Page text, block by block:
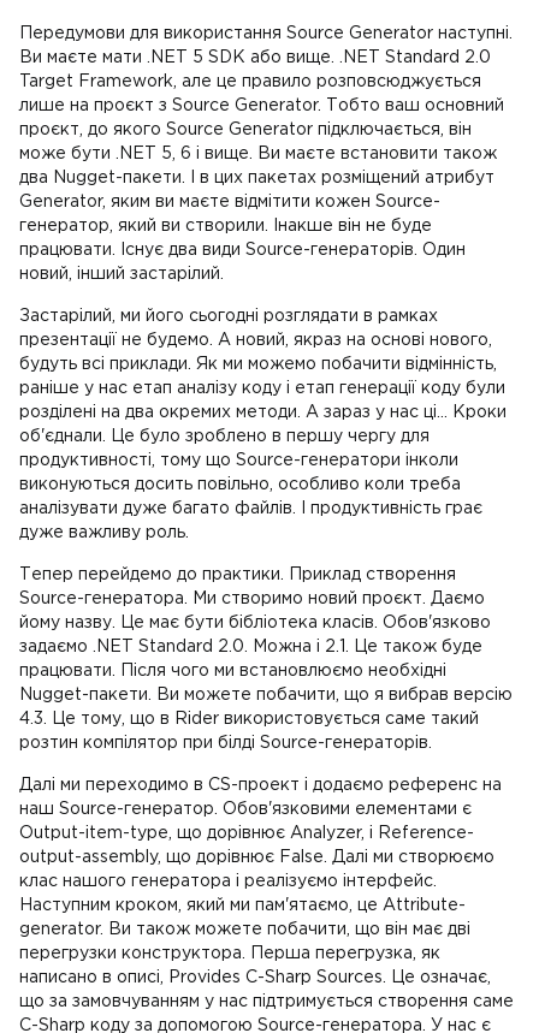
Передумови для використання Source Generator наступні.
Ви маєте мати .NET 5 SDK або вище. .NET Standard 2.0
Target Framework, але це правило розповсюджується
лише на проєкт з Source Generator. Тобто ваш основний
проєкт, до якого Source Generator підключається, він
може бути .NET 5, 6 і вище. Ви маєте встановити також
два Nugget-пакети. І в цих пакетах розміщений атрибут
Generator, яким ви маєте відмітити кожен Source-
генератор, який ви створили. Інакше він не буде
працювати. Існує два види Source-генераторів. Один
новий, інший застарілий.
Застарілий, ми його сьогодні розглядати в рамках
презентації не будемо. А новий, якраз на основі нового,
будуть всі приклади. Як ми можемо побачити відмінність,
раніше у нас етап аналізу коду і етап генерації коду були
розділені на два окремих методи. А зараз у нас ці... Кроки
об'єднали. Це було зроблено в першу чергу для
продуктивності, тому що Source-генератори інколи
виконуються досить повільно, особливо коли треба
аналізувати дуже багато файлів. І продуктивність грає
дуже важливу роль.
Тепер перейдемо до практики. Приклад створення
Source-генератора. Ми створимо новий проєкт. Даємо
йому назву. Це має бути бібліотека класів. Обов'язково
задаємо .NET Standard 2.0. Можна і 2.1. Це також буде
працювати. Після чого ми встановлюємо необхідні
Nugget-пакети. Ви можете побачити, що я вибрав версію
4.3. Це тому, що в Rider використовується саме такий
розтин компілятор при білді Source-генераторів.
Далі ми переходимо в CS-проект і додаємо референс на
наш Source-генератор. Обов'язковими елементами є
Output-item-type, що дорівнює Analyzer, і Reference-
output-assembly, що дорівнює False. Далі ми створюємо
клас нашого генератора і реалізуємо інтерфейс.
Наступним кроком, який ми пам'ятаємо, це Attribute-
generator. Ви також можете побачити, що він має дві
перегрузки конструктора. Перша перегрузка, як
написано в описі, Provides C-Sharp Sources. Це означає,
що за замовчуванням у нас підтримується створення саме
C-Sharp коду за допомогою Source-генератора. У нас є